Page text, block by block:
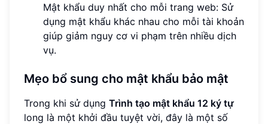
Mật khẩu duy nhất cho mỗi trang web: Sử
dụng mật khẩu khác nhau cho mỗi tài khoản
giúp giảm nguy cơ vi phạm trên nhiều dịch
vụ.
Mẹo bổ sung cho mật khẩu bảo mật
Trong khi sử dụng Trình tạo mật khẩu 12 ký tự
long là một khởi đầu tuyệt vời, đây là một số